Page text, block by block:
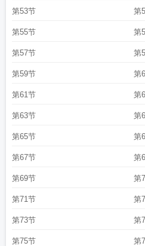
第53节 第
第55节 第
第57节 第
第59节 第
第61节 第
第63节 第
第65节 第
第67节 第
第69节 第
第71节 第
第73节 第
第75节 第